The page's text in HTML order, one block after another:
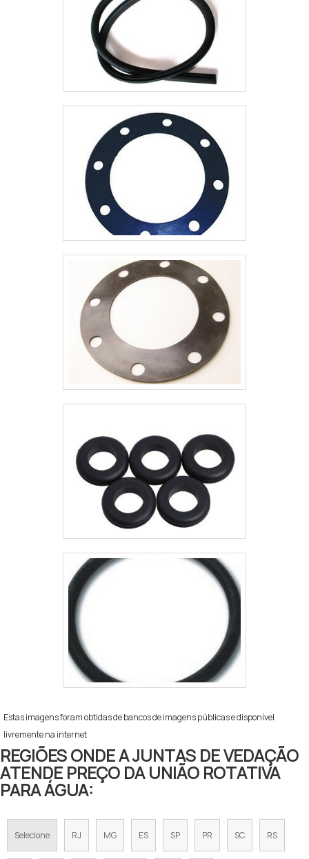
Estas imagens foram obtidas de bancos de imagens públicas e disponível
livremente na internet
REGIÕES ONDE A JUNTAS DE VEDAÇÃO
ATENDE PREÇO DA UNIÃO ROTATIVA
PARA ÁGUA:
Selecione RJ MG ES SP PR SC RS